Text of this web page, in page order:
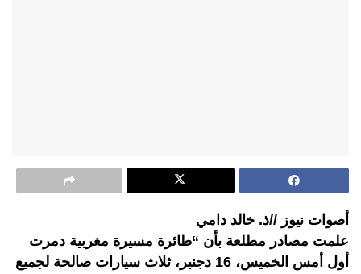
أصوات نيوز //ذ. خالد دامي
علمت مصادر مطلعة بأن “طائرة مسيرة مغربية دمرت
أول أمس الخميس، 16 دجنبر، ثلاث سيارات صالحة لجميع